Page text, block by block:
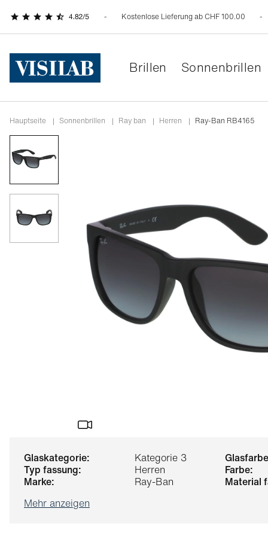
Kostenlose Lieferung ab CHF 100.00
Brillen Sonnenbrillen
Hauptseite | Sonnenbrillen | ray ban | herren | Ray-Ban RB4165
glaskategorie: Kategorie 3
typ fassung:
Herren farbe:
marke:
Ray-Ban
Mehr anzeigen